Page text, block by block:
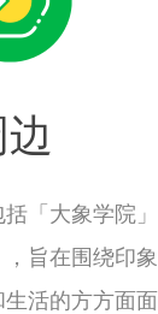
「大象学院」
旨在围绕印象
活的方方面面